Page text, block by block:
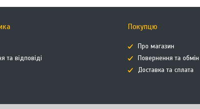
та відповіді
Покупцю
Про магазин
Повернення та обмін
Доставка та сплата